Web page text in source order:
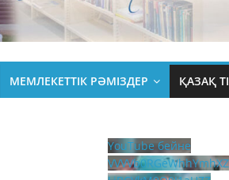
МЕМЛЕКЕТТІК РӘМІЗДЕР ҚАЗАҚ
YouTube бейне